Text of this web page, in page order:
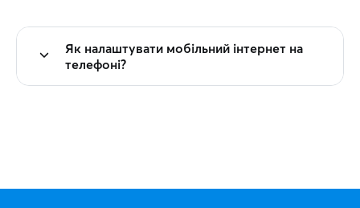
Як налаштувати мобільний інтернет на
телефоні?